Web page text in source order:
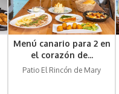
Menú canario para 2 en
el corazón de...
Patio El Rincón de Mary